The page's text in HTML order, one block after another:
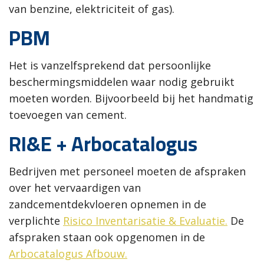
van benzine, elektriciteit of gas).
PBM
Het is vanzelfsprekend dat persoonlijke
beschermingsmiddelen waar nodig gebruikt
moeten worden. Bijvoorbeeld bij het handmatig
toevoegen van cement.
RI&E + Arbocatalogus
Bedrijven met personeel moeten de afspraken
over het vervaardigen van
zandcementdekvloeren opnemen in de
verplichte Risico Inventarisatie & Evaluatie. De
afspraken staan ook opgenomen in de
Arbocatalogus Afbouw.